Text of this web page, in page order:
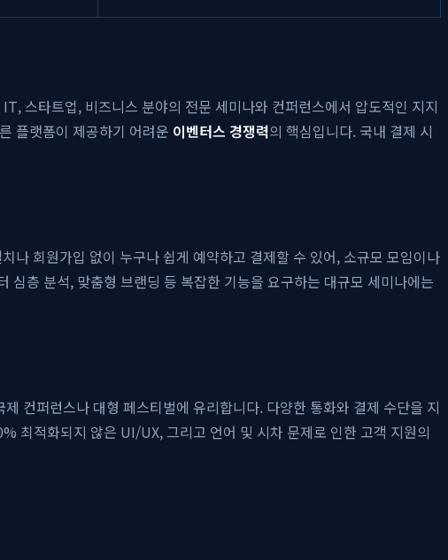
스타트업, 비즈니스 분야의 전문 세미나와 컨퍼런스에서 압도적인 지지
플랫폼이 제공하기 어려운 이벤터스 경쟁력의 핵심입니다. 국내 결제 시
나 회원가입 없이 누구나 쉽게 예약하고 결제할 수 있어, 소규모 모임이나
층 분석, 맞춤형 브랜딩 등 복잡한 기능을 요구하는 대규모 세미나에는
컨퍼런스나 대형 페스티벌에 유리합니다. 다양한 통화와 결제 수단을 지
최적화되지 않은 UI/UX, 그리고 언어 및 시차 문제로 인한 고객 지원의